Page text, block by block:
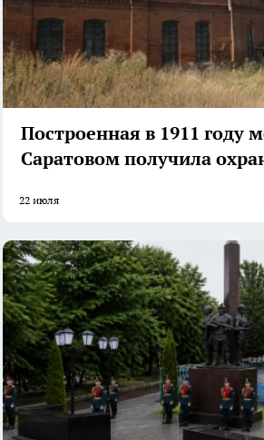
Построенная в 1911 году
Саратовом получила
22 июля